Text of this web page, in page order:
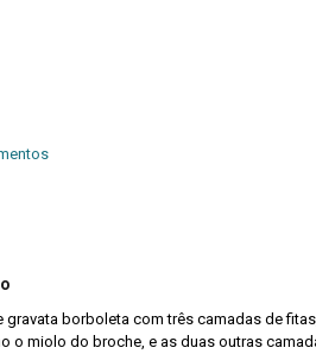
gravata borboleta com três camadas de
o miolo do broche, e as duas outras